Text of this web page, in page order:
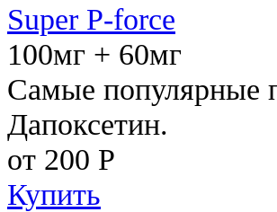
Super P-force
100мг + 60мг
Самые популярные
Дапоксетин.
от 200 Р
Купить